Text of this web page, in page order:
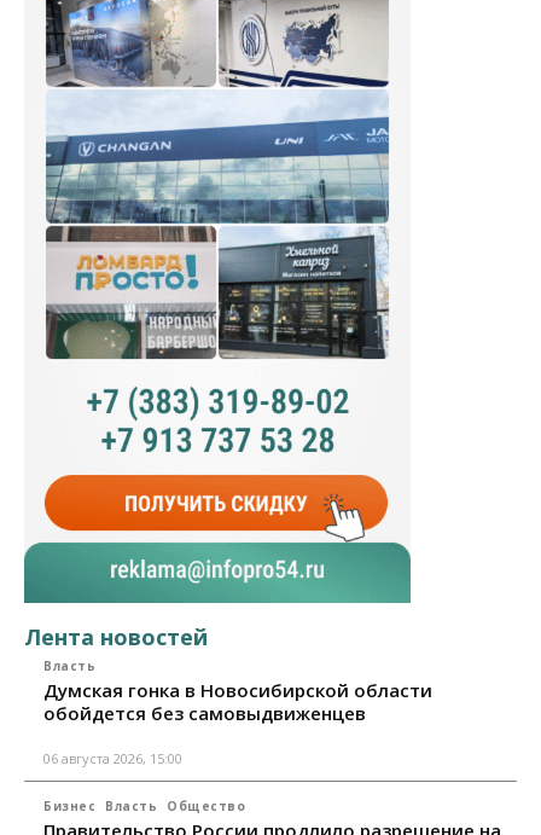
Лента новостей
Власть
Думская гонка в Новосибирской области
обойдется без самовыдвиженцев
06 августа 2026, 15:00
Бизнес Власть Общество
Правительство России продлило разрешение на